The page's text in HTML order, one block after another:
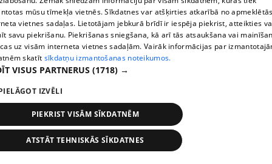
pirms 1 nedēļas, 2 dienām
Ogas un sēnes šogad dārgākas, bet uzpirkšanas
punktos to krietni mazāk
mūsu tīmekļa vietnēs. Sīkdatnes var atšķirties atkarībā no
vietnes sadaļas. Lietotājam jebkurā brīdī ir iespēja piekrist, atteikties
savu piekrišanu. Piekrišanas sniegšana, kā arī tās atsaukšana vai
uz visām interneta vietnes sadaļām. Vairāk informācijas par
skatīt sīkdatņu izmantošanas noteikumos.
VISUS PARTNERUS (1718) →
IZVĒLI
PIEKRIST VISĀM SĪKDATNĒM
ATSTĀT TEHNISKĀS SĪKDATNES